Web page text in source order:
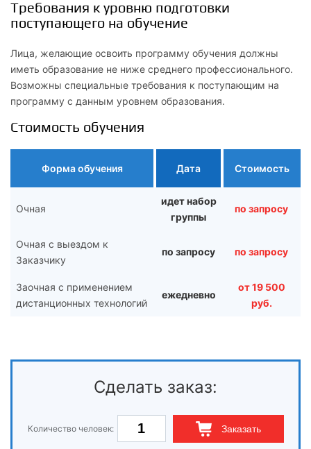
Требования к уровню подготовки
поступающего на обучение
Лица, желающие освоить программу обучения должны
иметь образование не ниже среднего профессионального.
Возможны специальные требования к поступающим на
программу c данным уровнем образования.
Стоимость обучения
Форма обучения Дата Стоимость
Очная
идет набор
группы
по запросу
Очная с выездом к
Заказчику
по запросу по запросу
Заочная с применением
дистанционных технологий
ежедневно
от 19 500
руб.
Сделать заказ:
Количество человек: Заказать